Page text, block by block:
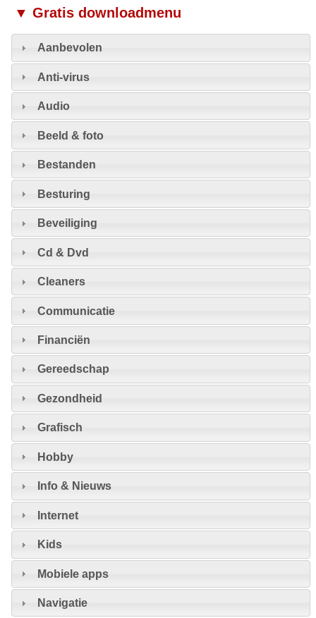
▼ Gratis downloadmenu
Aanbevolen
Anti-virus
Audio
Beeld & foto
Bestanden
Besturing
Beveiliging
Cd & Dvd
Cleaners
Communicatie
Financiën
Gereedschap
Gezondheid
Grafisch
Hobby
Info & Nieuws
Internet
Kids
Mobiele apps
Navigatie